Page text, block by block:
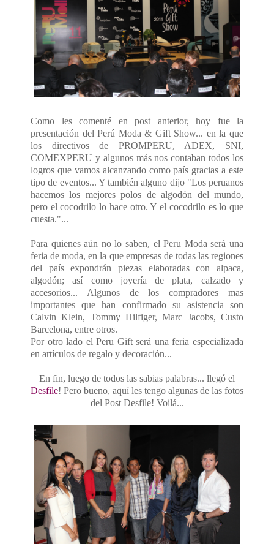
Como les comenté en post anterior, hoy fue la
presentación del Perú Moda & Gift Show... en la que
los directivos de PROMPERU, ADEX, SNI,
COMEXPERU y algunos más nos contaban todos los
logros que vamos alcanzando como país gracias a este
tipo de eventos... Y también alguno dijo "Los peruanos
hacemos los mejores polos de algodón del mundo,
pero el cocodrilo lo hace otro. Y el cocodrilo es lo que
cuesta."...
Para quienes aún no lo saben, el Peru Moda será una
feria de moda, en la que empresas de todas las regiones
del país expondrán piezas elaboradas con alpaca,
algodón; así como joyería de plata, calzado y
accesorios... Algunos de los compradores mas
importantes que han confirmado su asistencia son
Calvin Klein, Tommy Hilfiger, Marc Jacobs, Custo
Barcelona, entre otros.
Por otro lado el Peru Gift será una feria especializada
en artículos de regalo y decoración...
En fin, luego de todos las sabias palabras... llegó el
Desfile! Pero bueno, aquí les tengo algunas de las fotos
del Post Desfile! Voilá...